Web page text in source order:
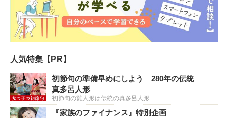
人気特集【PR】
初節句の準備早めにしよう 280年の伝統
真多呂人形
初節句の雛人形は伝統の真多呂人形
『家族のファイナンス』特別企画